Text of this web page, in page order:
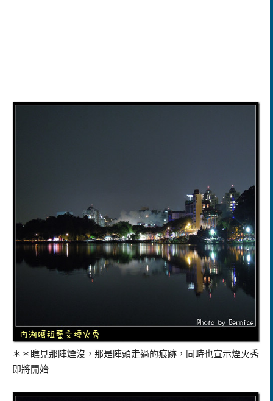
＊＊瞧見那陣煙沒，那是陣頭走過的痕跡，同時也宣示煙火秀
即將開始